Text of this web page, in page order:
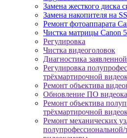
Замена жесткого диска
Замена накопителя на
Ремонт фотоаппарата
Чистка матрицы Canon
Регулировка
Чистка видеоголовок
Диагностика
Регулировка
трёхмартирочной
Ремонт объектива
Обновление ПО
Ремонт объектива
трёхмартирочной
Ремонт механических